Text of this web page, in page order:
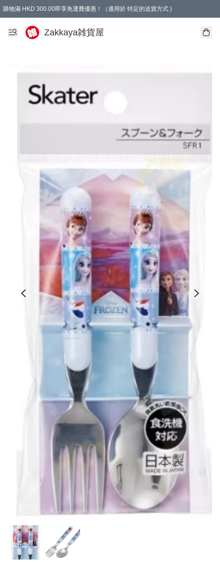
購物滿 HKD 300.00即享免運費優惠！（適用於 特定的送貨方式 )
Zakkaya雑貨屋